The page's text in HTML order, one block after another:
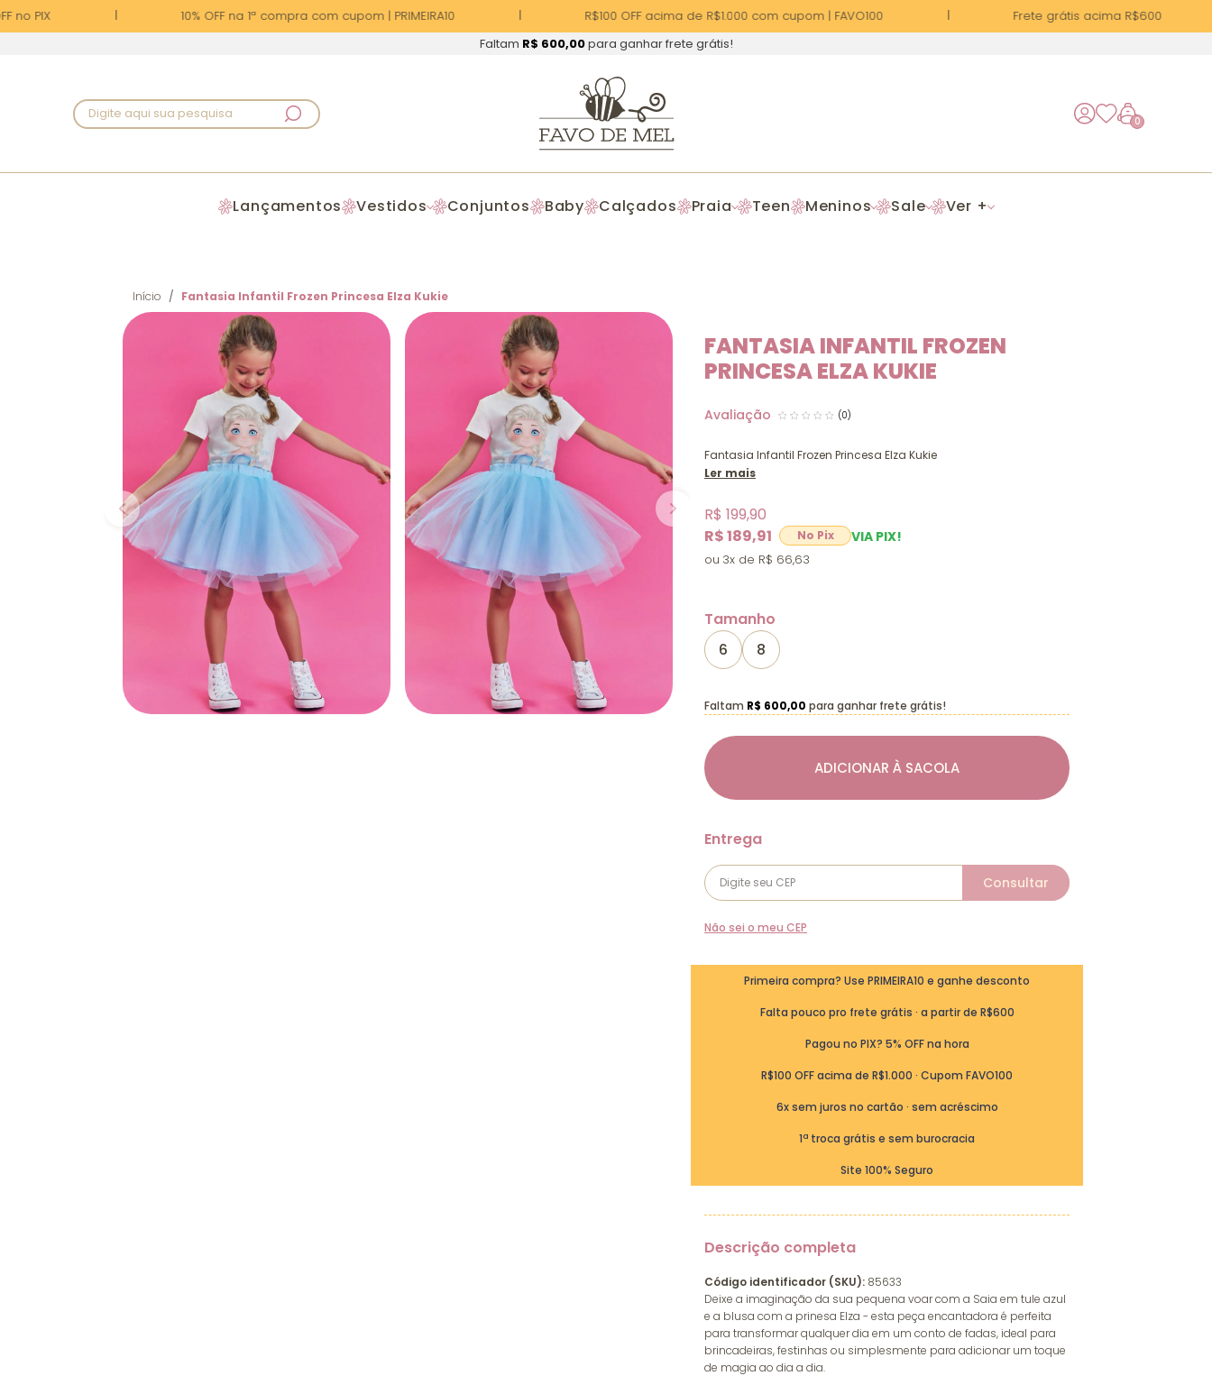
no PIX 10% OFF na 1ª compra com cupom | PRIMEIRA10 R$100 OFF acima de R$1.000 com cupom | FAVO100
Frete grátis acima R$600
Faltam R$ 600,00para ganhar frete grátis!
Digite aqui sua pesquisa 0
Lançamentos Vestidos Conjuntos Baby Calçados Praia Teen Meninos Sale Ver +
Início Fantasia Infantil Frozen Princesa Elza Kukie
FANTASIA INFANTIL FROZEN
PRINCESA ELZA KUKIE
(0)
Fantasia Infantil Frozen Princesa Elza Kukie
Ler mais
R$ 189,91 VIA PIX!
R$ 199,90
3x R$ 66,63
Tamanho
6
8
ADICIONAR À SACOLA
Faltam R$ 600,00 para ganhar frete grátis!
Não sei o meu CEP
Primeira compra? Use PRIMEIRA10 e ganhe desconto
Falta pouco pro frete grátis · a partir de R$600
Pagou no PIX? 5% OFF na hora
R$100 OFF acima de R$1.000 · Cupom FAVO100
6x sem juros no cartão · sem acréscimo
1ª troca grátis e sem burocracia
Site 100% Seguro
Descrição completa
Código identificador (SKU): 85633
Deixe a imaginação da sua pequena voar com a Saia em tule azul
e a blusa com a prinesa Elza - esta peça encantadora é perfeita
para transformar qualquer dia em um conto de fadas, ideal para
brincadeiras, festinhas ou simplesmente para adicionar um toque
de magia ao dia a dia.